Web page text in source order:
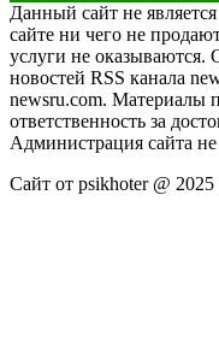
Данный сайт не
сайте ни чего не
услуги не оказываются.
новостей RSS канала
newsru.com. Материалы
ответственность за
Администрация сайта не
Сайт от psikhoter @ 2025